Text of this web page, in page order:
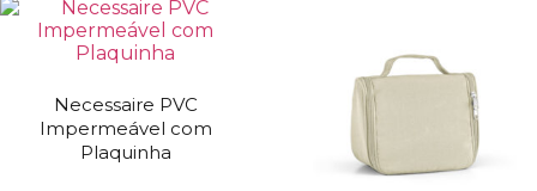
Necessaire PVC
Impermeável com
Plaquinha